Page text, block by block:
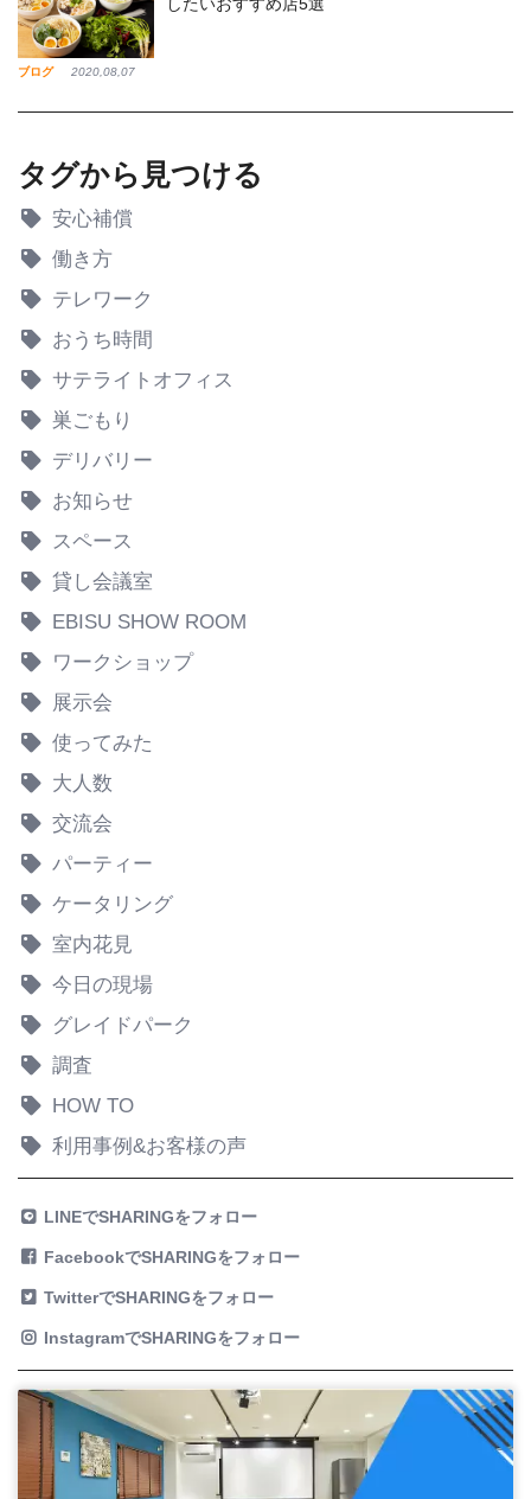
ブログ 2020,08,07
したいおすすめ店5選
タグから見つける
安心補償
働き方
テレワーク
おうち時間
サテライトオフィス
巣ごもり
デリバリー
お知らせ
スペース
貸し会議室
EBISU SHOW ROOM
ワークショップ
展示会
使ってみた
大人数
交流会
パーティー
ケータリング
室内花見
今日の現場
グレイドパーク
調査
HOW TO
利用事例&お客様の声
LINEでSHARINGをフォロー
FacebookでSHARINGをフォロー
TwitterでSHARINGをフォロー
InstagramでSHARINGをフォロー